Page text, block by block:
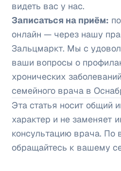
видеть вас у нас.
Записаться на приём:
онлайн — через нашу
Зальцмаркт. Мы с
ваши вопросы о
хронических
семейного врача в
Эта статья носит общий
характер и не заменяет
консультацию врача. По
обращайтесь к вашему